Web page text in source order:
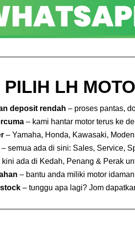
PILIH LH
deposit rendah – proses pantas,
– kami hantar motor terus ke
– Yamaha, Honda, Kawasaki,
– semua ada di sini: Sales, Service,
kini ada di Kedah, Penang & Perak
– bantu anda miliki motor
– tunggu apa lagi? Jom